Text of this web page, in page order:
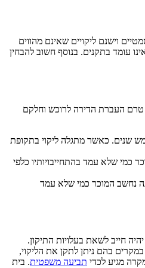
וישנם ליקויים שאינם מהווים
עומד בתקנים. בנוסף חשוב להבחין
טרם העברת הדירה לרוכש וחלקם
שנים. כאשר מתגלה ליקוי בתקופת
כמי שלא עמד בהתחייבויותיו כלפי
ובטיחות המבנה נחשב המוכר כמי שלא עמד
חייב לשאת בעלויות התיקון.
בהם ניתן לתקן את הליקוי,
מגיע לכדי תביעה משפטית. בית